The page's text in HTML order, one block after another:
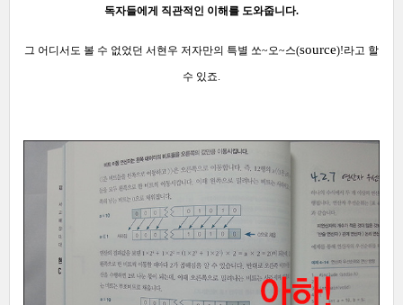
독자들에게 직관적인 이해를 도와줍니다.
그 어디서도 볼 수 없었던 서현우 저자만의 특별 쏘~오~스(source)!라고 할
수 있죠.